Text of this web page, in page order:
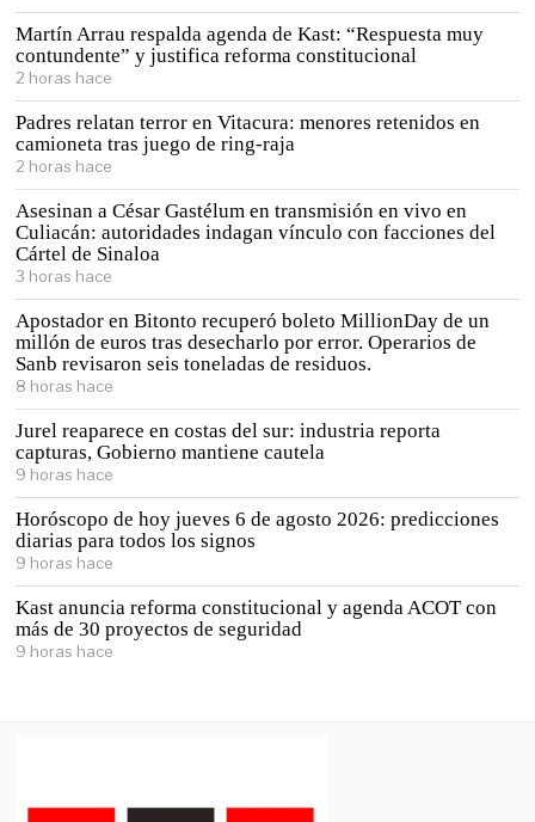
Martín Arrau respalda agenda de Kast: “Respuesta muy
contundente” y justifica reforma constitucional
2 horas hace
Padres relatan terror en Vitacura: menores retenidos en
camioneta tras juego de ring-raja
2 horas hace
Asesinan a César Gastélum en transmisión en vivo en
Culiacán: autoridades indagan vínculo con facciones del
Cártel de Sinaloa
3 horas hace
Apostador en Bitonto recuperó boleto MillionDay de un
millón de euros tras desecharlo por error. Operarios de
Sanb revisaron seis toneladas de residuos.
8 horas hace
Jurel reaparece en costas del sur: industria reporta
capturas, Gobierno mantiene cautela
9 horas hace
Horóscopo de hoy jueves 6 de agosto 2026: predicciones
diarias para todos los signos
9 horas hace
Kast anuncia reforma constitucional y agenda ACOT con
más de 30 proyectos de seguridad
9 horas hace